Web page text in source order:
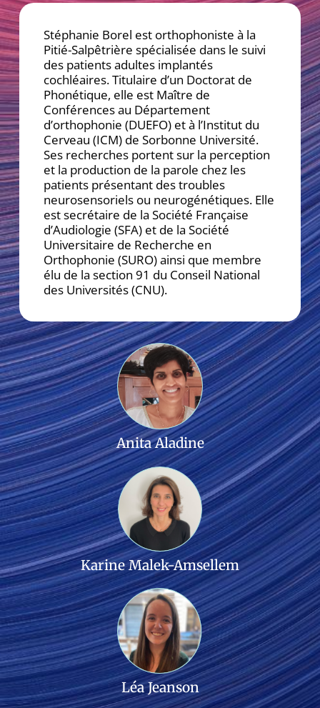
Stéphanie Borel est orthophoniste à la
Pitié-Salpêtrière spécialisée dans le suivi
des patients adultes implantés
cochléaires. Titulaire d’un Doctorat de
Phonétique, elle est Maître de
Conférences au Département
d’orthophonie (DUEFO) et à l’Institut du
Cerveau (ICM) de Sorbonne Université.
Ses recherches portent sur la perception
et la production de la parole chez les
patients présentant des troubles
neurosensoriels ou neurogénétiques. Elle
est secrétaire de la Société Française
d’Audiologie (SFA) et de la Société
Universitaire de Recherche en
Orthophonie (SURO) ainsi que membre
élu de la section 91 du Conseil National
des Universités (CNU).
Anita Aladine
Karine Malek-Amsellem
Léa Jeanson